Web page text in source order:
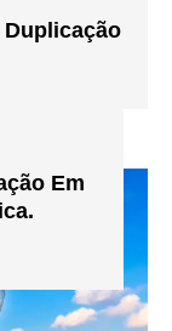
Duplicação
Em